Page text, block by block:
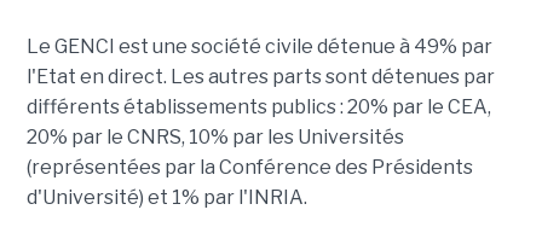
Le GENCI est une société civile détenue à 49% par
l'Etat en direct. Les autres parts sont détenues par
différents établissements publics : 20% par le CEA,
20% par le CNRS, 10% par les Universités
(représentées par la Conférence des Présidents
d'Université) et 1% par l'INRIA.